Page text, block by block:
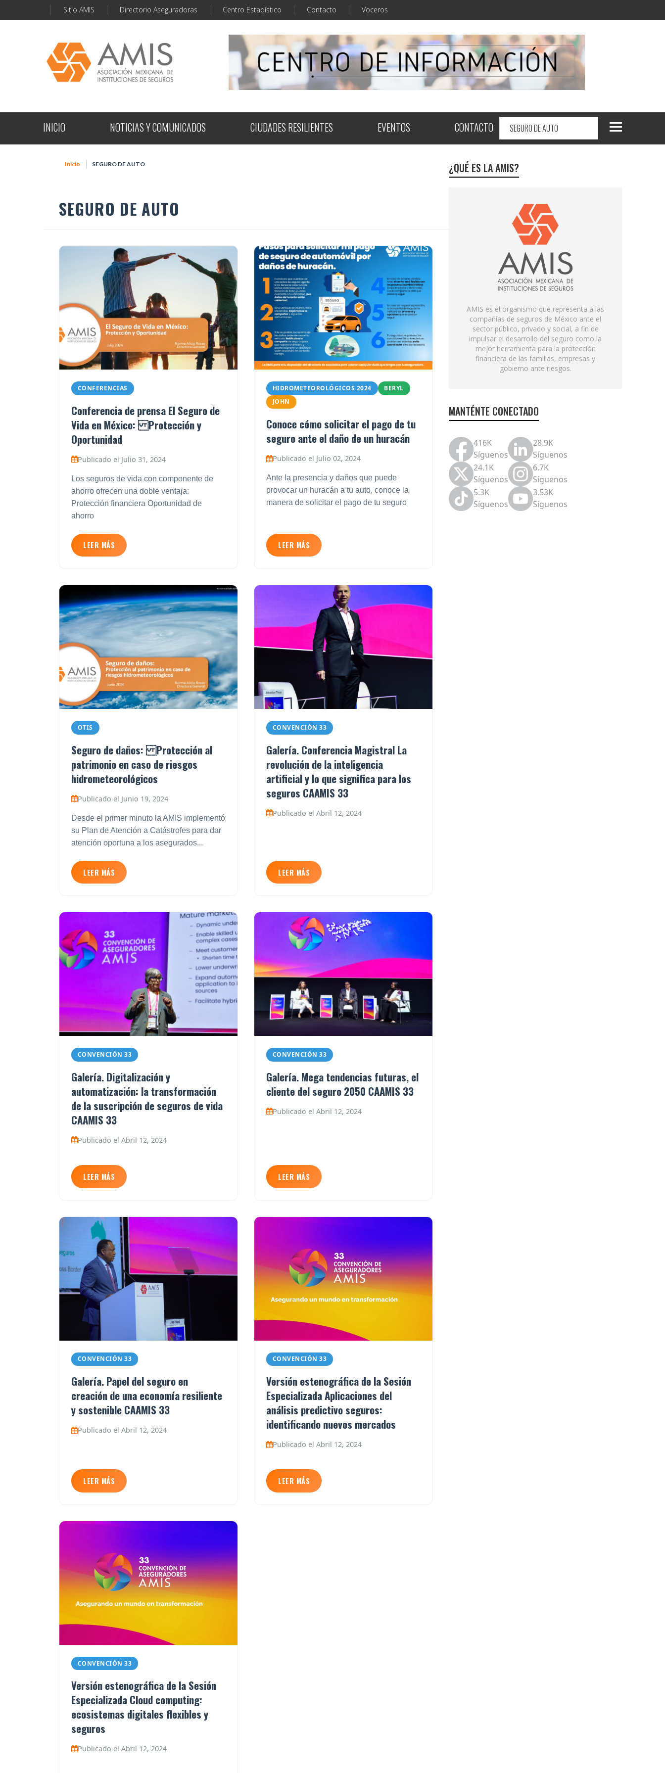
Sitio AMIS Directorio Aseguradoras Centro Estadístico Contacto Voceros
INICIO NOTICIAS Y COMUNICADOS CIUDADES RESILIENTES EVENTOS CONTACTO
Inicio SEGURO DE AUTO
SEGURO DE AUTO
CONFERENCIAS
Conferencia de prensa El Seguro de
Vida en México: Protección y
Oportunidad
Publicado el Julio 31, 2024
Los seguros de vida con componente de
ahorro ofrecen una doble ventaja:
Protección financiera Oportunidad de
ahorro
LEER MÁS
HIDROMETEOROLÓGICOS 2024
BERYL
JOHN
Conoce cómo solicitar el pago de tu
seguro ante el daño de un huracán
Publicado el Julio 02, 2024
Ante la presencia y daños que puede
provocar un huracán a tu auto, conoce la
manera de solicitar el pago de tu seguro
LEER MÁS
OTIS
Seguro de daños: Protección al
patrimonio en caso de riesgos
hidrometeorológicos
Publicado el Junio 19, 2024
Desde el primer minuto la AMIS implementó
su Plan de Atención a Catástrofes para dar
atención oportuna a los asegurados...
LEER MÁS
CONVENCIÓN 33
Galería. Conferencia Magistral La
revolución de la inteligencia
artificial y lo que significa para los
seguros CAAMIS 33
Publicado el Abril 12, 2024
LEER MÁS
CONVENCIÓN 33
Galería. Digitalización y
automatización: la transformación
de la suscripción de seguros de vida
CAAMIS 33
Publicado el Abril 12, 2024
LEER MÁS
CONVENCIÓN 33
Galería. Mega tendencias futuras, el
cliente del seguro 2050 CAAMIS 33
Publicado el Abril 12, 2024
LEER MÁS
CONVENCIÓN 33
Galería. Papel del seguro en
creación de una economía resiliente
y sostenible CAAMIS 33
Publicado el Abril 12, 2024
LEER MÁS
CONVENCIÓN 33
Versión estenográfica de la Sesión
Especializada Aplicaciones del
análisis predictivo seguros:
identificando nuevos mercados
Publicado el Abril 12, 2024
LEER MÁS
CONVENCIÓN 33
Versión estenográfica de la Sesión
Especializada Cloud computing:
ecosistemas digitales flexibles y
seguros
Publicado el Abril 12, 2024
¿QUÉ ES LA AMIS?
AMIS es el organismo que representa a las
compañías de seguros de México ante el
sector público, privado y social, a fin de
impulsar el desarrollo del seguro como la
mejor herramienta para la protección
financiera de las familias, empresas y
gobierno ante riesgos.
MANTÉNTE CONECTADO
416K
Síguenos
28.9K
Síguenos
24.1K
Síguenos
6.7K
Síguenos
5.3K
Síguenos
3.53K
Síguenos